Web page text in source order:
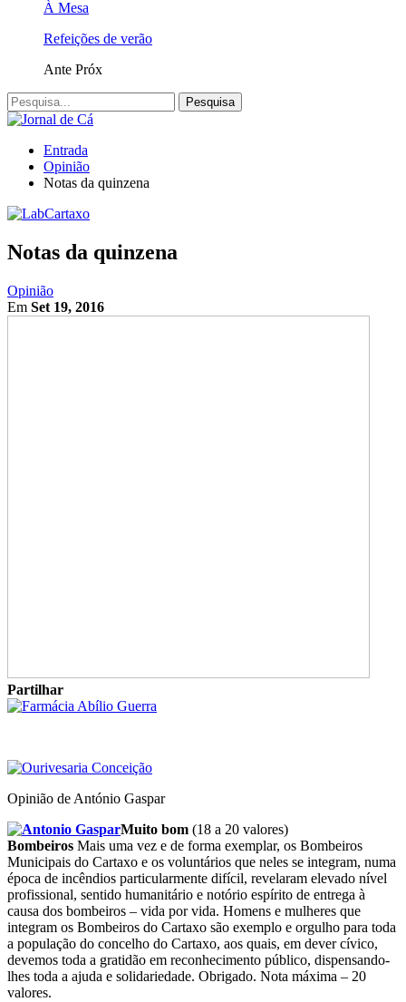
À Mesa
Refeições de verão
Ante Próx
Entrada
Opinião
Notas da quinzena
Notas da quinzena
Opinião
Em Set 19, 2016
Partilhar
Opinião de António Gaspar
Muito bom (18 a 20 valores)
Bombeiros Mais uma vez e de forma exemplar, os Bombeiros
Municipais do Cartaxo e os voluntários que neles se integram, numa
época de incêndios particularmente difícil, revelaram elevado nível
profissional, sentido humanitário e notório espírito de entrega à
causa dos bombeiros – vida por vida. Homens e mulheres que
integram os Bombeiros do Cartaxo são exemplo e orgulho para toda
a população do concelho do Cartaxo, aos quais, em dever cívico,
devemos toda a gratidão em reconhecimento público, dispensando-
lhes toda a ajuda e solidariedade. Obrigado. Nota máxima – 20
valores.